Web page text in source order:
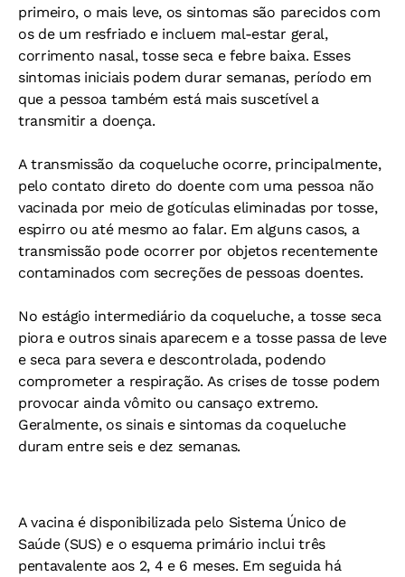
primeiro, o mais leve, os sintomas são parecidos com
os de um resfriado e incluem mal-estar geral,
corrimento nasal, tosse seca e febre baixa. Esses
sintomas iniciais podem durar semanas, período em
que a pessoa também está mais suscetível a
transmitir a doença.
A transmissão da coqueluche ocorre, principalmente,
pelo contato direto do doente com uma pessoa não
vacinada por meio de gotículas eliminadas por tosse,
espirro ou até mesmo ao falar. Em alguns casos, a
transmissão pode ocorrer por objetos recentemente
contaminados com secreções de pessoas doentes.
No estágio intermediário da coqueluche, a tosse seca
piora e outros sinais aparecem e a tosse passa de leve
e seca para severa e descontrolada, podendo
comprometer a respiração. As crises de tosse podem
provocar ainda vômito ou cansaço extremo.
Geralmente, os sinais e sintomas da coqueluche
duram entre seis e dez semanas.
A vacina é disponibilizada pelo Sistema Único de
Saúde (SUS) e o esquema primário inclui três
pentavalente aos 2, 4 e 6 meses. Em seguida há